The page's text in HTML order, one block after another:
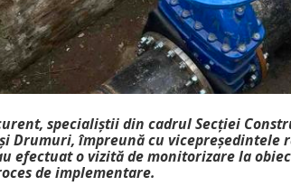
specialiștii din cadrul Secției
Drumuri, împreună cu vicepreședintele
efectuat o vizită de monitorizare la
de implementare.